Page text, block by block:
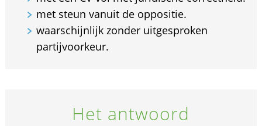
met steun vanuit de oppositie.
waarschijnlijk zonder uitgesproken
partijvoorkeur.
Het antwoord